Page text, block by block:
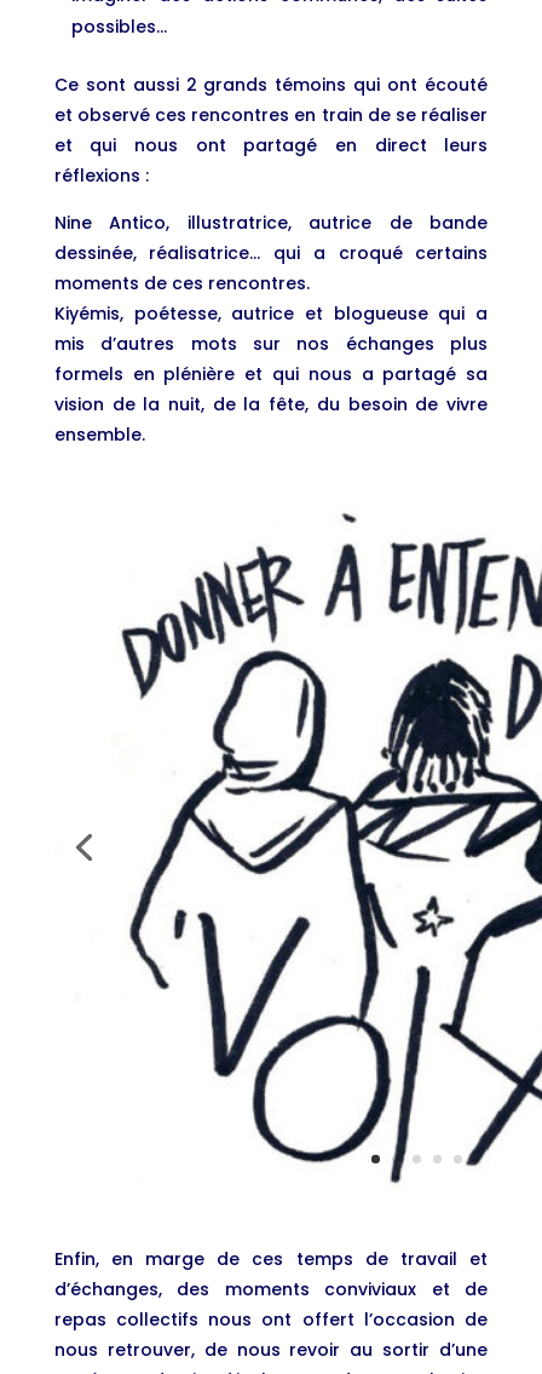
possibles…
Ce sont aussi 2 grands témoins qui ont écouté
et observé ces rencontres en train de se réaliser
et qui nous ont partagé en direct leurs
réflexions :
Nine Antico, illustratrice, autrice de bande
dessinée, réalisatrice… qui a croqué certains
moments de ces rencontres.
Kiyémis, poétesse, autrice et blogueuse qui a
mis d’autres mots sur nos échanges plus
formels en plénière et qui nous a partagé sa
vision de la nuit, de la fête, du besoin de vivre
ensemble.
Enfin, en marge de ces temps de travail et
d’échanges, des moments conviviaux et de
repas collectifs nous ont offert l’occasion de
nous retrouver, de nous revoir au sortir d’une